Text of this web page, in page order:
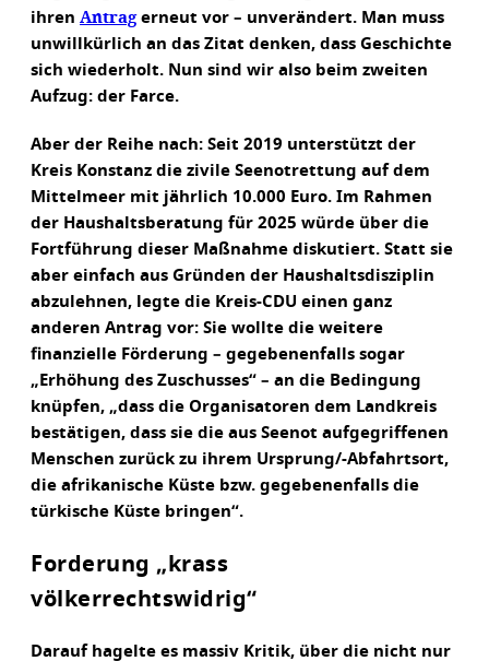
ihren Antragerneut vor – unverändert. Man muss
unwillkürlich an das Zitat denken, dass Geschichte
sich wiederholt. Nun sind wir also beim zweiten
Aufzug: der Farce.
Aber der Reihe nach: Seit 2019 unterstützt der
Kreis Konstanz die zivile Seenotrettung auf dem
Mittelmeer mit jährlich 10.000 Euro. Im Rahmen
der Haushaltsberatung für 2025 würde über die
Fortführung dieser Maßnahme diskutiert. Statt sie
aber einfach aus Gründen der Haushaltsdisziplin
abzulehnen, legte die Kreis-CDU einen ganz
anderen Antrag vor: Sie wollte die weitere
finanzielle Förderung – gegebenenfalls sogar
„Erhöhung des Zuschusses“ – an die Bedingung
knüpfen, „dass die Organisatoren dem Landkreis
bestätigen, dass sie die aus Seenot aufgegriffenen
Menschen zurück zu ihrem Ursprung/-Abfahrtsort,
die afrikanische Küste bzw. gegebenenfalls die
türkische Küste bringen“.
Forderung „krass
völkerrechtswidrig“
Darauf hagelte es massiv Kritik, über die nicht nur